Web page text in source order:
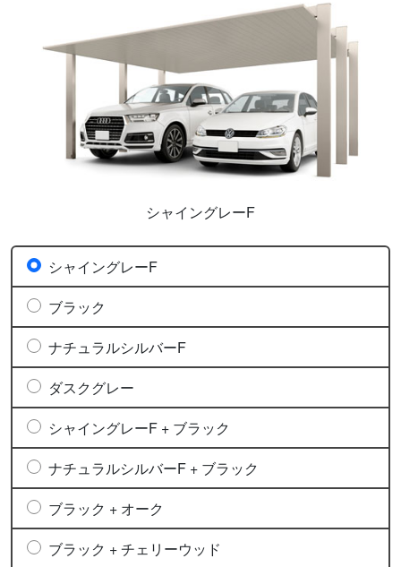
シャイングレーF
シャイングレーF
ブラック
ナチュラルシルバーF
ダスクグレー
シャイングレーF + ブラック
ナチュラルシルバーF + ブラック
ブラック + オーク
ブラック + チェリーウッド